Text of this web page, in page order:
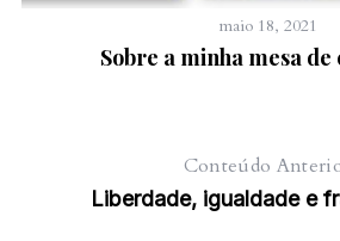
maio 18, 2021
Sobre a minha mesa
Conteúdo
Liberdade, igualdade e